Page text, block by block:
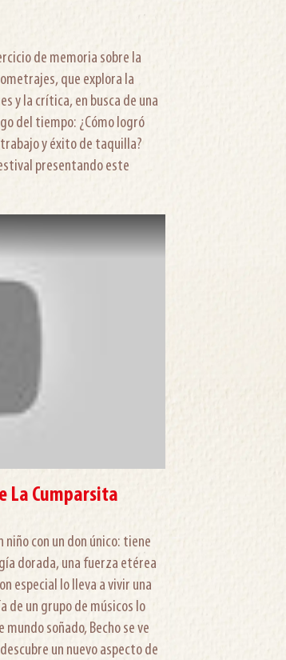
de memoria sobre la
que explora la
y la crítica, en busca de una
del tiempo: ¿Cómo logró
y éxito de taquilla?
presentando este
La Cumparsita
con un don único: tiene
dorada, una fuerza etérea
especial lo lleva a vivir una
de un grupo de músicos lo
soñado, Becho se ve
un nuevo aspecto de